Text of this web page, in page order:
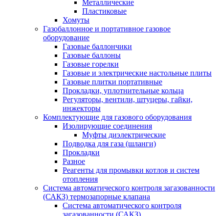
Металлические
Пластиковые
Хомуты
Газобаллонное и портативное газовое
оборудование
Газовые баллончики
Газовые баллоны
Газовые горелки
Газовые и электрические настольные плиты
Газовые плитки портативные
Прокладки, уплотнительные кольца
Регуляторы, вентили, штуцеры, гайки,
инжекторы
Комплектующие для газового оборудования
Изолирующие соединения
Муфты диэлектрические
Подводка для газа (шланги)
Прокладки
Разное
Реагенты для промывки котлов и систем
отопления
Система автоматического контроля загазованности
(САКЗ) термозапорные клапана
Система автоматического контроля
загазованности (САКЗ)